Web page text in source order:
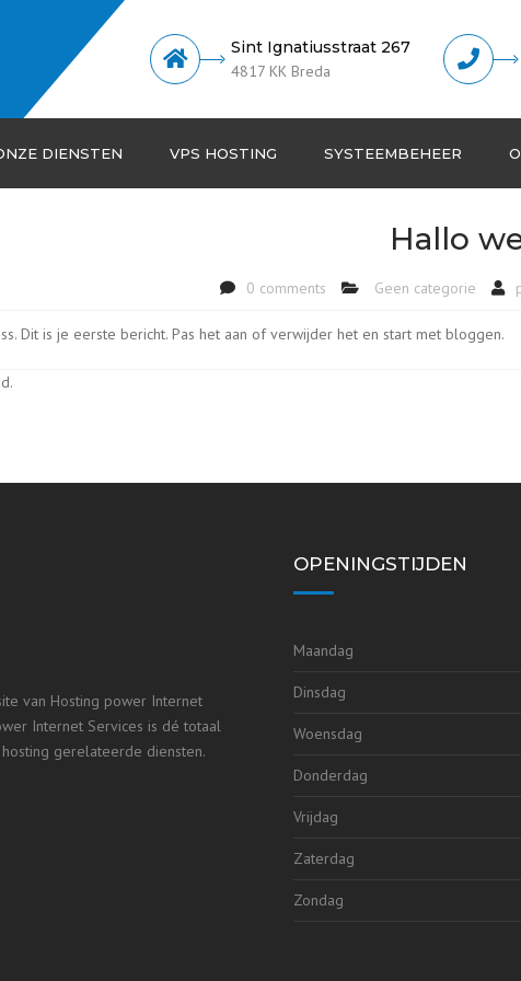
Sint Ignatiusstraat 267
4817 KK Breda
DIENSTEN
Hosting
servers
VPS HOSTING SYSTEEMBEHEER
Remote
Anti-
Hallo
0 comments Geen categorie
Dit is je eerste bericht. Pas het aan of verwijder het en start met bloggen.
van Hosting power Internet
Internet Services is dé totaal
gerelateerde diensten.
OPENINGSTIJDEN
Maandag
Dinsdag
Woensdag
Donderdag
Vrijdag
Zaterdag
Zondag